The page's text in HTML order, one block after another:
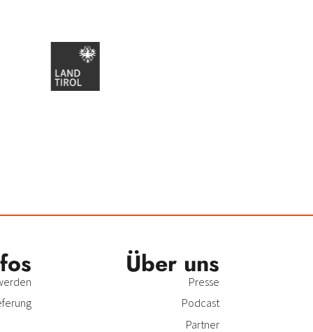
Über uns
Presse
Podcast
Partner